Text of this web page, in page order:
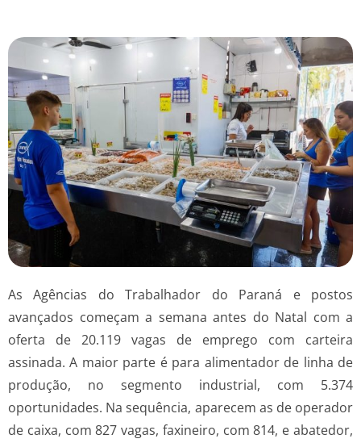
As Agências do Trabalhador do Paraná e postos
avançados começam a semana antes do Natal com a
oferta de 20.119 vagas de emprego com carteira
assinada. A maior parte é para alimentador de linha de
produção, no segmento industrial, com 5.374
oportunidades. Na sequência, aparecem as de operador
de caixa, com 827 vagas, faxineiro, com 814, e abatedor,